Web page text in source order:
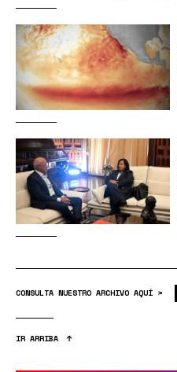
CONSULTA NUESTRO ARCHIVO AQUÍ >
IR ARRIBA